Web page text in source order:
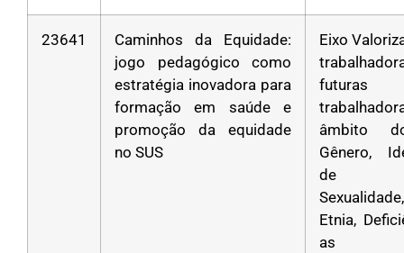
23641
Caminhos da Equidade:
jogo pedagógico como
estratégia inovadora para
formação em saúde e
promoção da equidade
no SUS
Eixo
futuras
âmbito
Gênero,
de
Etnia,
as